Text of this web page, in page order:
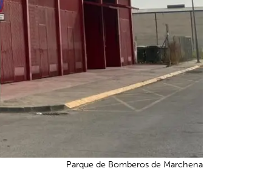
Parque de Bomberos de Marchena